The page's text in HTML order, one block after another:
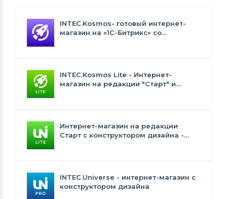
INTEC.Kosmos- готовый интернет-
магазин на «1С-Битрикс» со
INTEC.Kosmos Lite - Интернет-
магазин на редакции "Старт" и
Интернет-магазин на редакции
Старт с конструктором дизайна -
INTEC.Universe - интернет-магазин с
конструктором дизайна